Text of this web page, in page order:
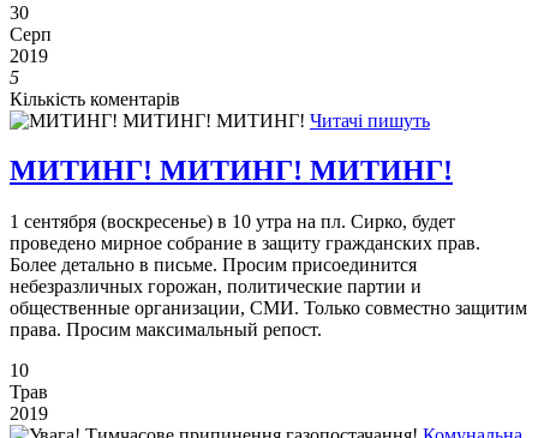
30
Серп
2019
5
Кількість коментарів
Читачі пишуть
МИТИНГ! МИТИНГ! МИТИНГ!
1 сентября (воскресенье) в 10 утра на пл. Сирко, будет
проведено мирное собрание в защиту гражданских прав.
Более детально в письме. Просим присоединится
небезразличных горожан, политические партии и
общественные организации, СМИ. Только совместно защитим
права. Просим максимальный репост.
10
Трав
2019